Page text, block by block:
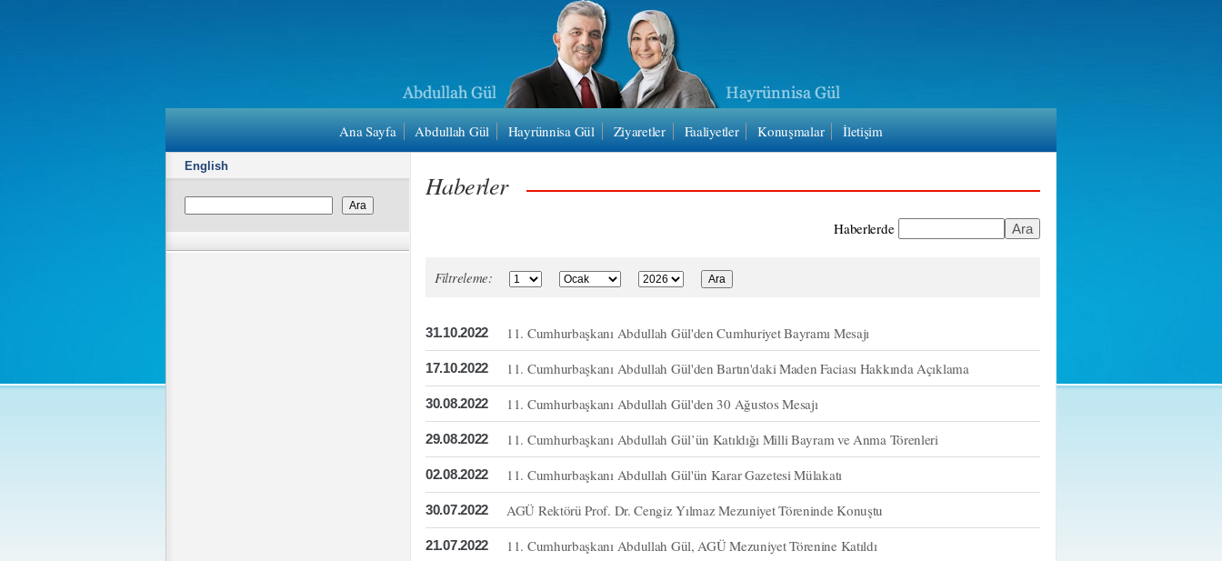
Ana Sayfa Abdullah Gül Hayrünnisa Gül Ziyaretler Faaliyetler Konuşmalar İletişim
English
Haberler
Haberlerde
Filtreleme:
31.10.2022 11. Cumhurbaşkanı Abdullah Gül'den Cumhuriyet Bayramı Mesajı
17.10.2022 11. Cumhurbaşkanı Abdullah Gül'den Bartın'daki Maden Faciası Hakkında Açıklama
30.08.2022 11. Cumhurbaşkanı Abdullah Gül'den 30 Ağustos Mesajı
29.08.2022 11. Cumhurbaşkanı Abdullah Gül’ün Katıldığı Milli Bayram ve Anma Törenleri
02.08.2022 11. Cumhurbaşkanı Abdullah Gül'ün Karar Gazetesi Mülakatı
30.07.2022 AGÜ Rektörü Prof. Dr. Cengiz Yılmaz Mezuniyet Töreninde Konuştu
21.07.2022 11. Cumhurbaşkanı Abdullah Gül, AGÜ Mezuniyet Törenine Katıldı